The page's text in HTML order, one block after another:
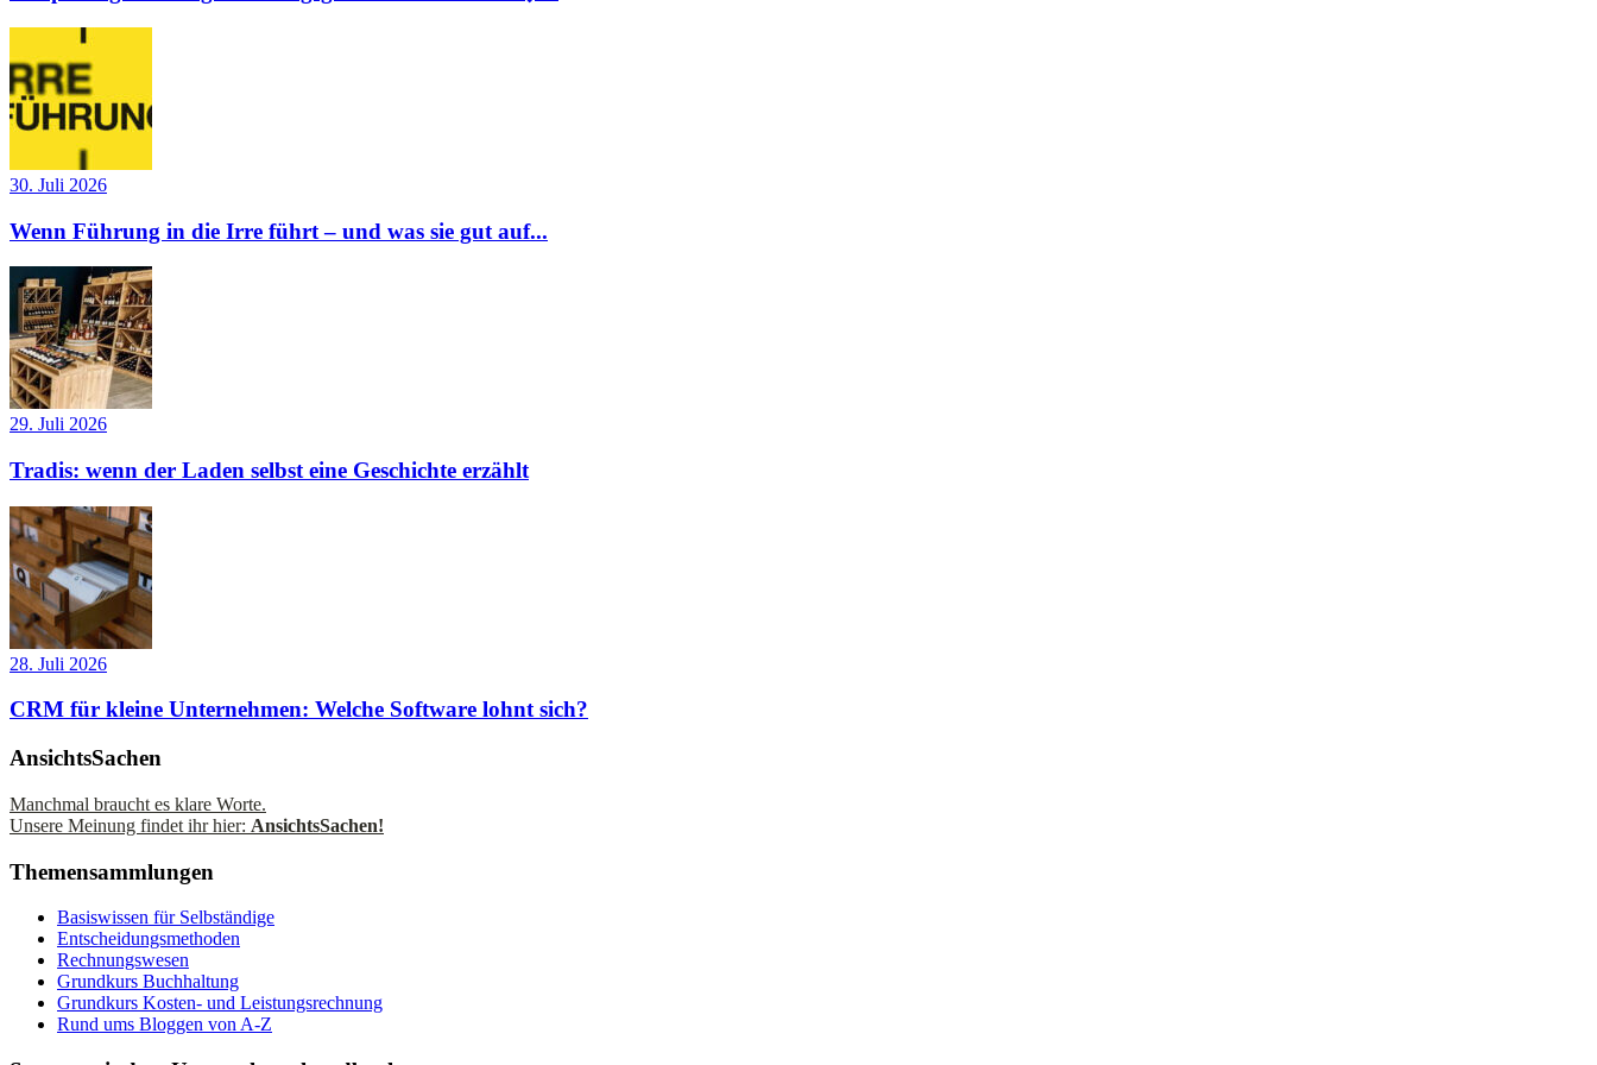
30. Juli 2026
Wenn Führung in die Irre führt – und was sie gut auf...
29. Juli 2026
Tradis: wenn der Laden selbst eine Geschichte erzählt
28. Juli 2026
CRM für kleine Unternehmen: Welche Software lohnt sich?
AnsichtsSachen
Manchmal braucht es klare Worte.
Unsere Meinung findet ihr hier: AnsichtsSachen!
Themensammlungen
Basiswissen für Selbständige
Entscheidungsmethoden
Rechnungswesen
Grundkurs Buchhaltung
Grundkurs Kosten- und Leistungsrechnung
Rund ums Bloggen von A-Z